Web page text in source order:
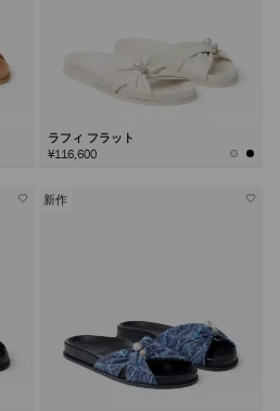
ラフィ フラット
¥116,600
新作